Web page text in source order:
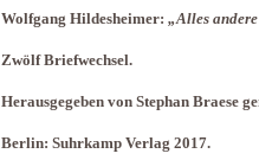
Wolfgang Hildesheimer: „Alles
Zwölf Briefwechsel.
Herausgegeben von Stephan Braese
Berlin: Suhrkamp Verlag 2017.